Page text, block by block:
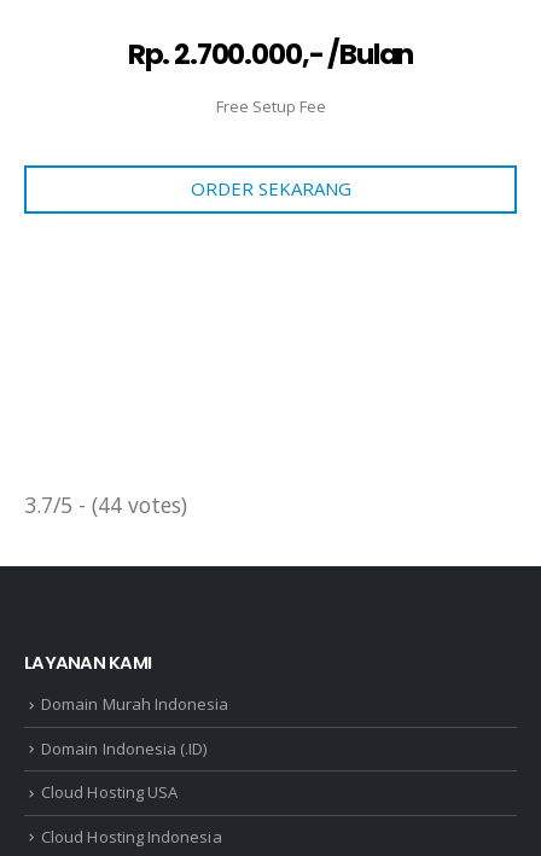
Rp. 2.700.000,- /Bulan
Free Setup Fee
ORDER SEKARANG
3.7/5 - (44 votes)
LAYANAN KAMI
Domain Murah Indonesia
Domain Indonesia (.ID)
Cloud Hosting USA
Cloud Hosting Indonesia